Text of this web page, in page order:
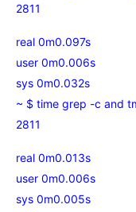
2811
real 0m0.097s
user 0m0.006s
sys 0m0.032s
~ $ time grep -c and
2811
real 0m0.013s
user 0m0.006s
sys 0m0.005s